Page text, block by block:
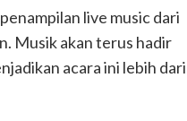
penampilan live musicdari
Musik akan terus hadir
acara ini lebih dari